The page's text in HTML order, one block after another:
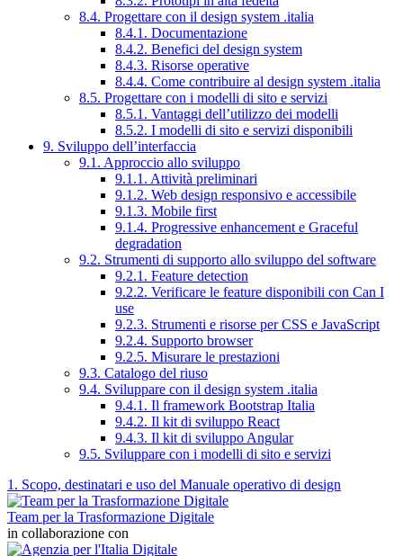
8.4. Progettare con il design system .italia
8.4.1. Documentazione
8.4.2. Benefici del design system
8.4.3. Risorse operative
8.4.4. Come contribuire al design system .italia
8.5. Progettare con i modelli di sito e servizi
8.5.1. Vantaggi dell’utilizzo dei modelli
8.5.2. I modelli di sito e servizi disponibili
9. Sviluppo dell’interfaccia
9.1. Approccio allo sviluppo
9.1.1. Attività preliminari
9.1.2. Web design responsivo e accessibile
9.1.3. Mobile first
9.1.4. Progressive enhancement e Graceful
degradation
9.2. Strumenti di supporto allo sviluppo del software
9.2.1. Feature detection
9.2.2. Verificare le feature disponibili con Can I
use
9.2.3. Strumenti e risorse per CSS e JavaScript
9.2.4. Supporto browser
9.2.5. Misurare le prestazioni
9.3. Catalogo del riuso
9.4. Sviluppare con il design system .italia
9.4.1. Il framework Bootstrap Italia
9.4.2. Il kit di sviluppo React
9.4.3. Il kit di sviluppo Angular
9.5. Sviluppare con i modelli di sito e servizi
1. Scopo, destinatari e uso del Manuale operativo di design
Team per la Trasformazione Digitale
in collaborazione con